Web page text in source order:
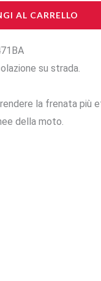
AL CARRELLO
su strada.
la frenata più
della moto.